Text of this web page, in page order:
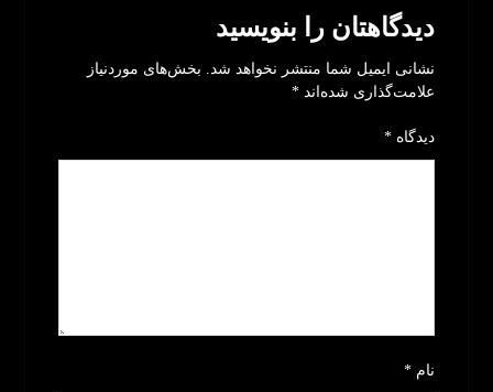
دیدگاهتان را بنویسید
نشانی ایمیل شما منتشر نخواهد شد. بخش‌های موردنیاز
علامت‌گذاری شده‌اند*
دیدگاه*
نام*